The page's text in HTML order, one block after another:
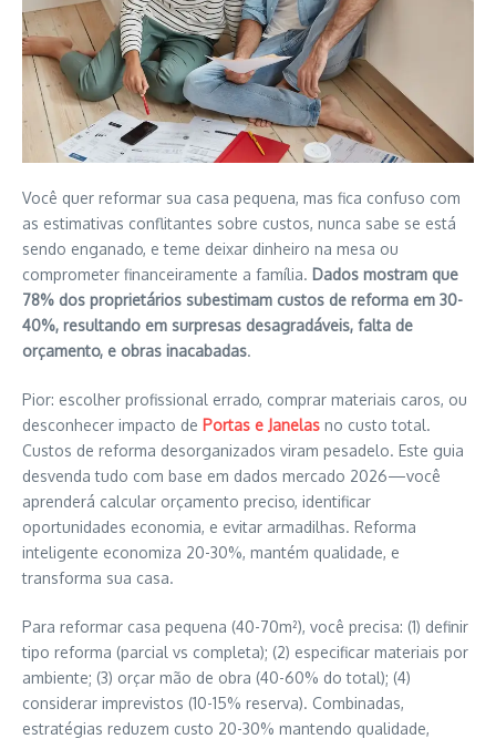
Você quer reformar sua casa pequena, mas fica confuso com
as estimativas conflitantes sobre custos, nunca sabe se está
sendo enganado, e teme deixar dinheiro na mesa ou
comprometer financeiramente a família. Dados mostram que
78% dos proprietários subestimam custos de reforma em 30-
40%, resultando em surpresas desagradáveis, falta de
orçamento, e obras inacabadas.
Pior: escolher profissional errado, comprar materiais caros, ou
desconhecer impacto de Portas e Janelas no custo total.
Custos de reforma desorganizados viram pesadelo. Este guia
desvenda tudo com base em dados mercado 2026—você
aprenderá calcular orçamento preciso, identificar
oportunidades economia, e evitar armadilhas. Reforma
inteligente economiza 20-30%, mantém qualidade, e
transforma sua casa.
Para reformar casa pequena (40-70m²), você precisa: (1) definir
tipo reforma (parcial vs completa); (2) especificar materiais por
ambiente; (3) orçar mão de obra (40-60% do total); (4)
considerar imprevistos (10-15% reserva). Combinadas,
estratégias reduzem custo 20-30% mantendo qualidade,